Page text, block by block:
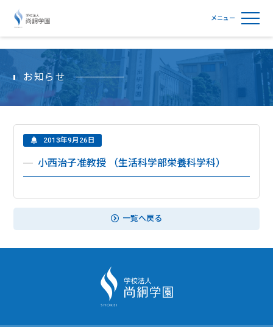
学校法人尚絅学園
お知らせ
2013年9月26日
小西治子准教授 （生活科学部栄養科学科）
一覧へ戻る